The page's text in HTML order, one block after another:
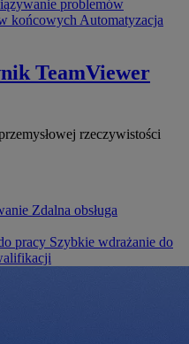
problemów
końcowych Automatyzacja
TeamViewer
rzeczywistości
Zdalna obsługa
pracy Szybkie wdrażanie do